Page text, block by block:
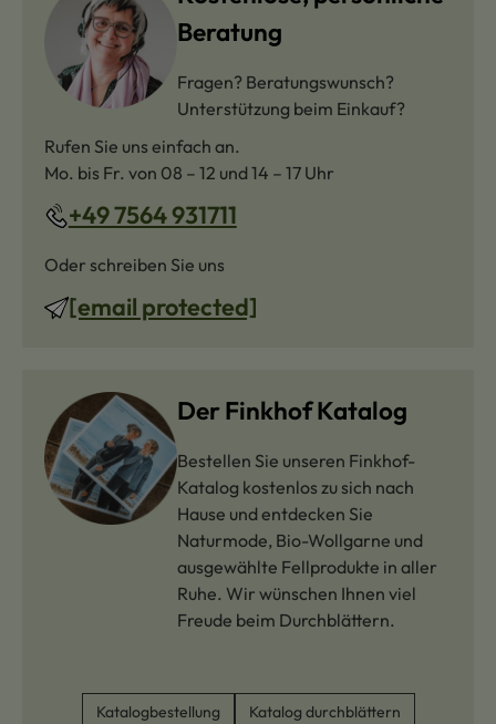
Beratung
Fragen? Beratungswunsch?
Unterstützung beim Einkauf?
Rufen Sie uns einfach an.
Mo. bis Fr. von 08 – 12 und 14 – 17 Uhr
+49 7564 931711
Oder schreiben Sie uns
[email protected]
Der Finkhof Katalog
Bestellen Sie unseren Finkhof-
Katalog kostenlos zu sich nach
Hause und entdecken Sie
Naturmode, Bio-Wollgarne und
ausgewählte Fellprodukte in aller
Ruhe. Wir wünschen Ihnen viel
Freude beim Durchblättern.
Katalogbestellung Katalog durchblättern